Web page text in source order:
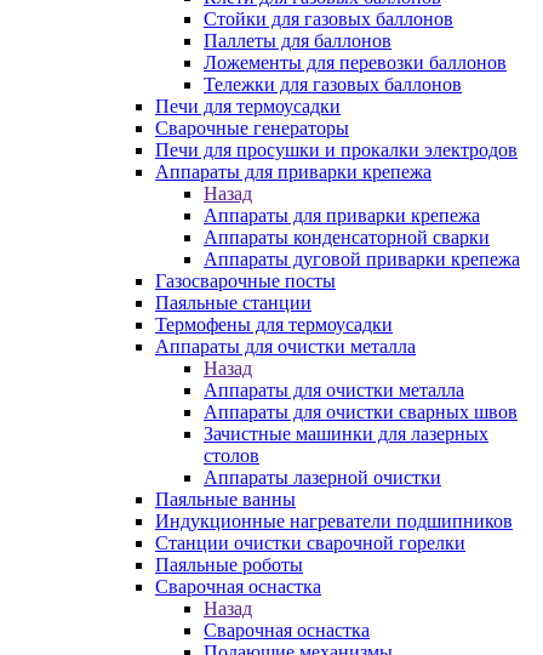
Стойки для газовых баллонов
Паллеты для баллонов
Ложементы для перевозки баллонов
Тележки для газовых баллонов
Печи для термоусадки
Сварочные генераторы
Печи для просушки и прокалки электродов
Аппараты для приварки крепежа
Назад
Аппараты для приварки крепежа
Аппараты конденсаторной сварки
Аппараты дуговой приварки крепежа
Газосварочные посты
Паяльные станции
Термофены для термоусадки
Аппараты для очистки металла
Назад
Аппараты для очистки металла
Аппараты для очистки сварных швов
Зачистные машинки для лазерных
столов
Аппараты лазерной очистки
Паяльные ванны
Индукционные нагреватели подшипников
Станции очистки сварочной горелки
Паяльные роботы
Сварочная оснастка
Назад
Сварочная оснастка